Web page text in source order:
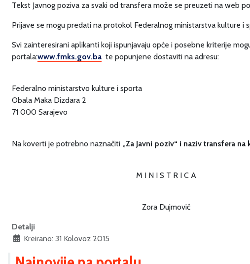
Tekst Javnog poziva za svaki od transfera može se preuzeti na web
Prijave se mogu predati na protokol Federalnog ministarstva kulture i
Svi zainteresirani aplikanti koji ispunjavaju opće i posebne kriterije
portala:www.fmks.gov.ba te popunjene dostaviti na adresu:
Federalno ministarstvo kulture i sporta
Obala Maka Dizdara 2
71 000 Sarajevo
Na koverti je potrebno naznačiti „Za Javni poziv“ i naziv transfera
M I N I S T R I C A
Zora Dujmović
Detalji
Kreirano: 31 Kolovoz 2015